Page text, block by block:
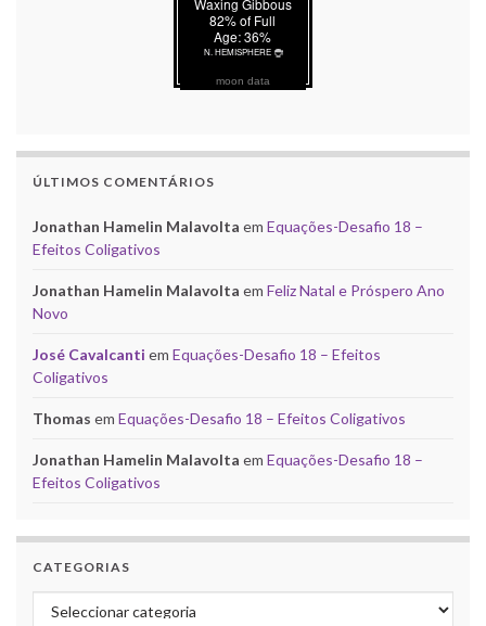
moon data
ÚLTIMOS COMENTÁRIOS
Jonathan Hamelin Malavolta em Equações-Desafio 18 –
Efeitos Coligativos
Jonathan Hamelin Malavolta em Feliz Natal e Próspero Ano
Novo
José Cavalcanti em Equações-Desafio 18 – Efeitos
Coligativos
Thomas em Equações-Desafio 18 – Efeitos Coligativos
Jonathan Hamelin Malavolta em Equações-Desafio 18 –
Efeitos Coligativos
CATEGORIAS
Categorias